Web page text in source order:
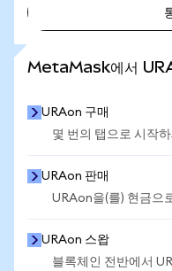
MetaMask에서
URAon 구매
몇 번의 탭으로 시작
URAon 판매
URAon을(를) 현금으
URAon 스왑
블록체인 전반에서